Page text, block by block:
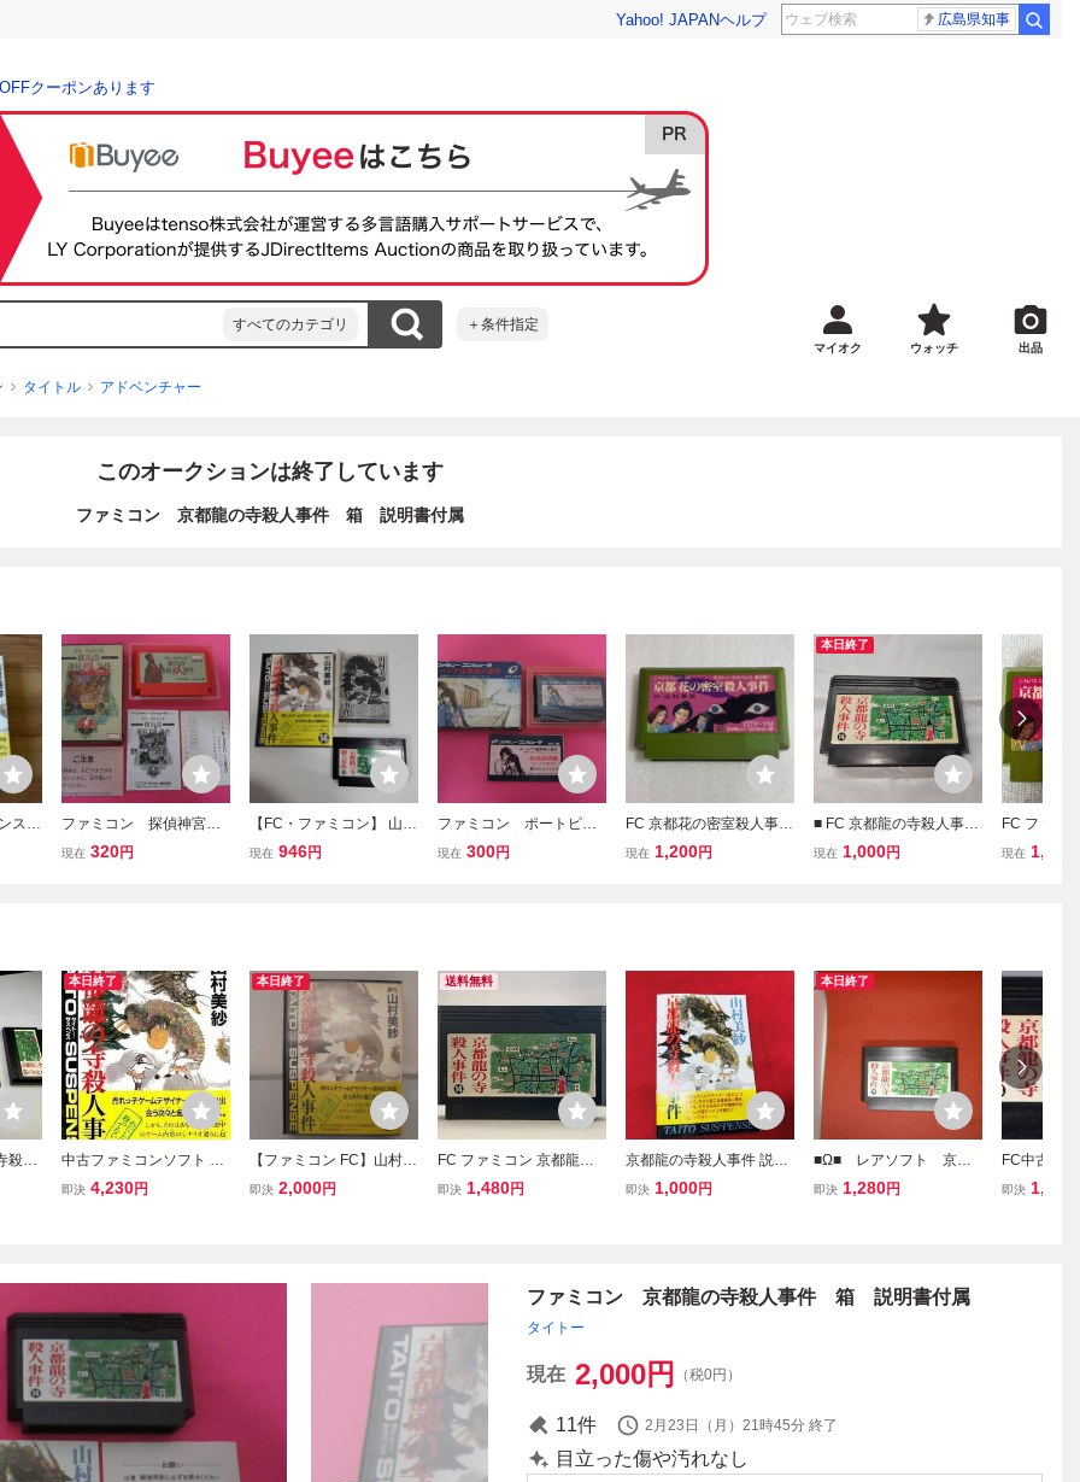
Yahoo! JAPANヘルプ 広島県知事
クーポンあります
すべてのカテゴリ ＋条件指定
マイオク ウォッチ 出品
タイトル アドベンチャー
このオークションは終了しています
ファミコン 京都龍の寺殺人事件 箱 説明書付属
ス
ファミコン 探偵神宮寺
三郎 横浜港連続殺人事
現在 320円
【FC・ファミコン】 山村
美紗サスペンス 京都龍の
現在 946円
ファミコン ポートピア
連続殺人事件 箱 説明
現在 300円
FC 京都花の密室殺人事件
ファミコン
現在 1,200円
本日終了
■ FC 京都龍の寺殺人事件
起動確認済み
現在 1,000円
FC ファミ
密室殺人事
現在 1,200
殺人
本日終了
中古ファミコンソフト 京
都龍の寺殺人事件
即決 4,230円
本日終了
【ファミコン FC】山村美
紗 京都龍の寺殺人事件 説
即決 2,000円
送料無料
FC ファミコン 京都龍の
寺殺人事件
即決 1,480円
京都龍の寺殺人事件 説明
書 同梱可能★即売★多数
即決 1,000円
本日終了
■Ω■ レアソフト 京都
龍の寺 殺人事件 （中
即決 1,280円
FC中古 京
事件 【管
即決 1,000
ファミコン 京都龍の寺殺人事件 箱 説明書付属
タイトー
現在 2,000円 （税0円）
11件 2月23日（月）21時45分 終了
目立った傷や汚れなし